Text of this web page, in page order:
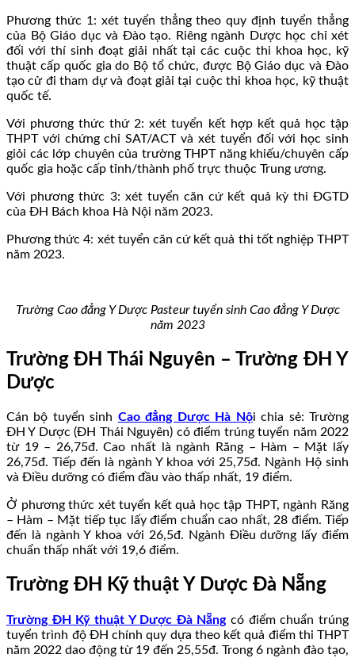
Phương thức 1: xét tuyển thẳng theo quy định tuyển thẳng
của Bộ Giáo dục và Đào tạo. Riêng ngành Dược học chỉ xét
đối với thí sinh đoạt giải nhất tại các cuộc thi khoa học, kỹ
thuật cấp quốc gia do Bộ tổ chức, được Bộ Giáo dục và Đào
tạo cử đi tham dự và đoạt giải tại cuộc thi khoa học, kỹ thuật
quốc tế.
Với phương thức thứ 2: xét tuyển kết hợp kết quả học tập
THPT với chứng chỉ SAT/ACT và xét tuyển đối với học sinh
giỏi các lớp chuyên của trường THPT năng khiếu/chuyên cấp
quốc gia hoặc cấp tỉnh/thành phố trực thuộc Trung ương.
Với phương thức 3: xét tuyển căn cứ kết quả kỳ thi ĐGTD
của ĐH Bách khoa Hà Nội năm 2023.
Phương thức 4: xét tuyển căn cứ kết quả thi tốt nghiệp THPT
năm 2023.
Trường Cao đẳng Y Dược Pasteur tuyển sinh Cao đẳng Y Dược
năm 2023
Trường ĐH Thái Nguyên – Trường ĐH Y
Dược
Cán bộ tuyển sinh Cao đẳng Dược Hà Nội chia sẻ: Trường
ĐH Y Dược (ĐH Thái Nguyên) có điểm trúng tuyển năm 2022
từ 19 – 26,75đ. Cao nhất là ngành Răng – Hàm – Mặt lấy
26,75đ. Tiếp đến là ngành Y khoa với 25,75đ. Ngành Hộ sinh
và Điều dưỡng có điểm đầu vào thấp nhất, 19 điểm.
Ở phương thức xét tuyển kết quả học tập THPT, ngành Răng
– Hàm – Mặt tiếp tục lấy điểm chuẩn cao nhất, 28 điểm. Tiếp
đến là ngành Y khoa với 26,5đ. Ngành Điều dưỡng lấy điểm
chuẩn thấp nhất với 19,6 điểm.
Trường ĐH Kỹ thuật Y Dược Đà Nẵng
Trường ĐH Kỹ thuật Y Dược Đà Nẵng có điểm chuẩn trúng
tuyển trình độ ĐH chính quy dựa theo kết quả điểm thi THPT
năm 2022 dao động từ 19 đến 25,55đ. Trong 6 ngành đào tạo,